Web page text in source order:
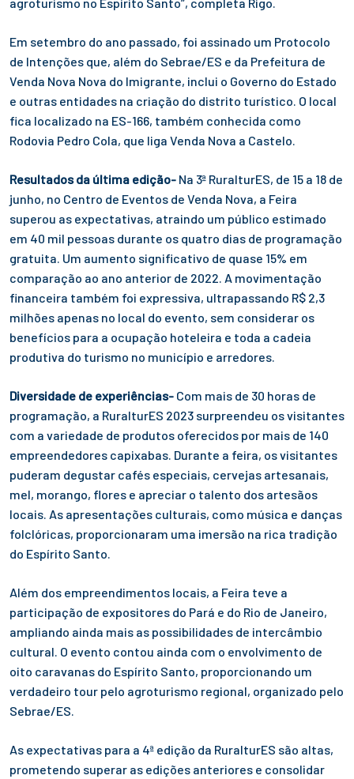
Em setembro do ano passado, foi assinado um Protocolo
de Intenções que, além do Sebrae/ES e da Prefeitura de
Venda Nova Nova do Imigrante, inclui o Governo do Estado
e outras entidades na criação do distrito turístico. O local
fica localizado na ES-166, também conhecida como
Rodovia Pedro Cola, que liga Venda Nova a Castelo.
Resultados da última edição- Na 3ª RuralturES, de 15 a 18 de
junho, no Centro de Eventos de Venda Nova, a Feira
superou as expectativas, atraindo um público estimado
em 40 mil pessoas durante os quatro dias de programação
gratuita. Um aumento significativo de quase 15% em
comparação ao ano anterior de 2022. A movimentação
financeira também foi expressiva, ultrapassando R$ 2,3
milhões apenas no local do evento, sem considerar os
benefícios para a ocupação hoteleira e toda a cadeia
produtiva do turismo no município e arredores.
Diversidade de experiências- Com mais de 30 horas de
programação, a RuralturES 2023 surpreendeu os visitantes
com a variedade de produtos oferecidos por mais de 140
empreendedores capixabas. Durante a feira, os visitantes
puderam degustar cafés especiais, cervejas artesanais,
mel, morango, flores e apreciar o talento dos artesãos
locais. As apresentações culturais, como música e danças
folclóricas, proporcionaram uma imersão na rica tradição
do Espírito Santo.
Além dos empreendimentos locais, a Feira teve a
participação de expositores do Pará e do Rio de Janeiro,
ampliando ainda mais as possibilidades de intercâmbio
cultural. O evento contou ainda com o envolvimento de
oito caravanas do Espírito Santo, proporcionando um
verdadeiro tour pelo agroturismo regional, organizado pelo
Sebrae/ES.
As expectativas para a 4ª edição da RuralturES são altas,
prometendo superar as edições anteriores e consolidar